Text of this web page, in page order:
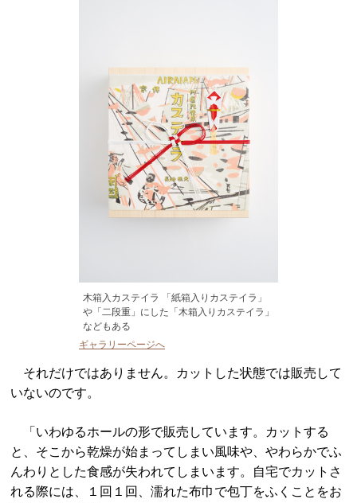
木箱入カステイラ 「紙箱入りカステイラ」
や「二段重」にした「木箱入りカステイラ」
などもある
ギャラリーページへ
それだけではありません。カットした状態では販売して
いないのです。
「いわゆるホールの形で販売しています。カットする
と、そこから乾燥が始まってしまい風味や、やわらかでふ
んわりとした食感が失われてしまいます。自宅でカットさ
れる際には、１回１回、濡れた布巾で包丁をふくことをお